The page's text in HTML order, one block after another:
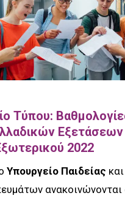
Τύπου:
2022
Υπουργείο Παιδείας και
ανακοινώνονται